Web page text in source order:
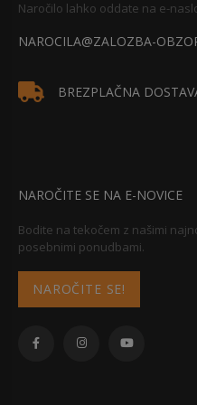
Naročilo lahko oddate na e-
NAROCILA@ZALOZBA-
BREZPLAČNA
NAROČITE SE NA E-NOVICE
Bodite na tekočem z našimi
posebnimi ponudbami.
NAROČITE SE!